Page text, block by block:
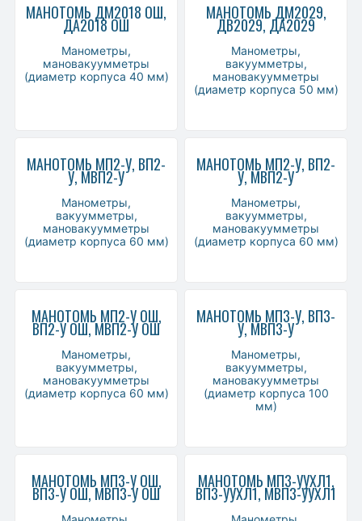
МАНОТОМЬ ДМ2018 ОШ,
ДА2018 ОШ
Манометры,
мановакуумметры
(диаметр корпуса 40 мм)
МАНОТОМЬ ДМ2029,
ДВ2029, ДА2029
Манометры,
вакуумметры,
мановакуумметры
(диаметр корпуса 50 мм)
МАНОТОМЬ МП2-У, ВП2-
У, МВП2-У
Манометры,
вакуумметры,
мановакуумметры
(диаметр корпуса 60 мм)
МАНОТОМЬ МП2-У, ВП2-
У, МВП2-У
Манометры,
вакуумметры,
мановакуумметры
(диаметр корпуса 60 мм)
МАНОТОМЬ МП2-У ОШ,
ВП2-У ОШ, МВП2-У ОШ
Манометры,
вакуумметры,
мановакуумметры
(диаметр корпуса 60 мм)
МАНОТОМЬ МП3-У, ВП3-
У, МВП3-У
Манометры,
вакуумметры,
мановакуумметры
(диаметр корпуса 100
мм)
МАНОТОМЬ МП3-У ОШ,
ВП3-У ОШ, МВП3-У ОШ
МАНОТОМЬ МП3-УУХЛ1,
ВП3-УУХЛ1, МВП3-УУХЛ1